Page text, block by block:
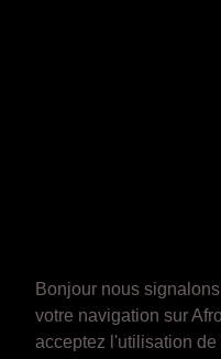
Bonjour nous
votre navigation sur
acceptez l'utilisation